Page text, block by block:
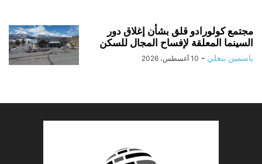
مجتمع كولورادو قلق بشأن إغلاق دور
السينما المعلقة لإفساح المجال للسكن
ياسمين بنعلي - 10 أغسطس، 2026